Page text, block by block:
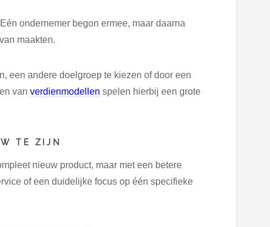
ondernemer begon ermee, maar daarna
maakten.
een andere doelgroep te kiezen of door een
van verdienmodellen spelen hierbij een grote
TE ZIJN
nieuw product, maar met een betere
of een duidelijke focus op één specifieke